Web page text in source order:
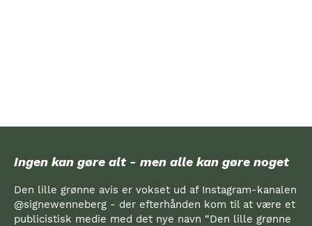
Ingen kan gøre alt - men alle kan gøre noget
Den lille grønne avis er vokset ud af Instagram-kanalen
@signewenneberg - der efterhånden kom til at være et
publicistisk medie med det nye navn “Den lille grønne